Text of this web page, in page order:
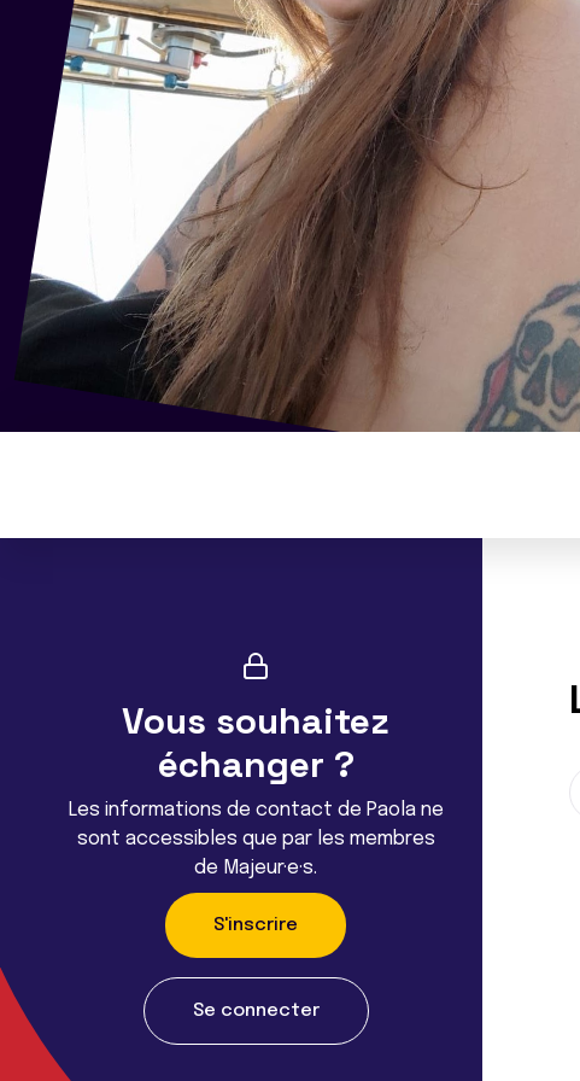
Vous souhaitez
échanger ?
Les informations de contact de Paola ne
sont accessibles que par les membres
de Majeur·e·s.
S'inscrire
Se connecter